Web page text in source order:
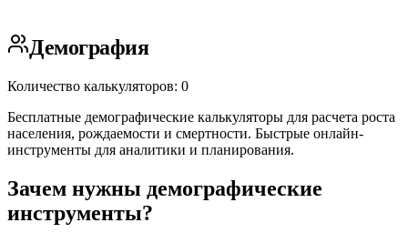
Демография
Количество калькуляторов: 0
Бесплатные демографические калькуляторы для расчета роста
населения, рождаемости и смертности. Быстрые онлайн-
инструменты для аналитики и планирования.
Зачем нужны демографические
инструменты?